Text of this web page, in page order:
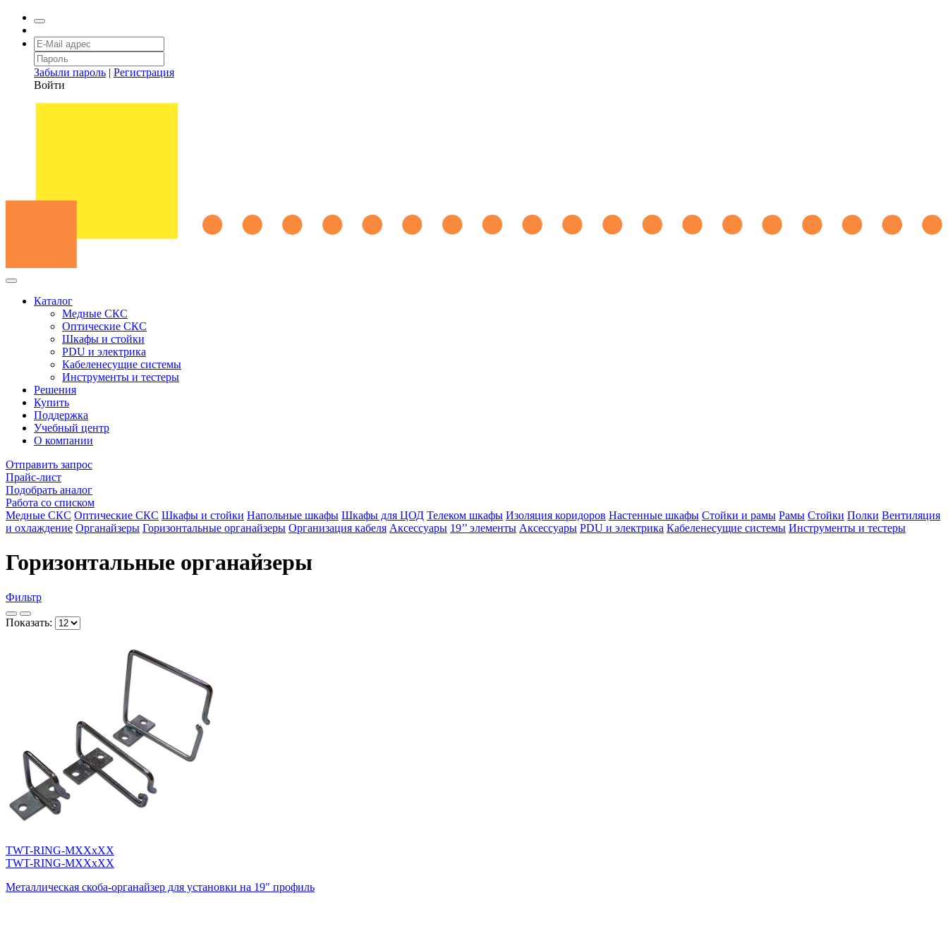
Забыли пароль | Регистрация
Войти
Каталог
Медные СКС
Оптические СКС
Шкафы и стойки
PDU и электрика
Кабеленесущие системы
Инструменты и тестеры
Решения
Купить
Поддержка
Учебный центр
О компании
Отправить запрос
Прайс-лист
Подобрать аналог
Работа со списком
Медные СКС Оптические СКС Шкафы и стойки Напольные шкафы Шкафы для ЦОД Телеком шкафы Изоляция коридоров Настенные шкафы Стойки и рамы Рамы Стойки Полки Вентиляция
и охлаждение Органайзеры Горизонтальные органайзеры Организация кабеля Аксессуары 19’’ элементы Аксессуары PDU и электрика Кабеленесущие системы Инструменты и тестеры
Горизонтальные органайзеры
Фильтр
Показать:
TWT-RING-MXXxXX
TWT-RING-MXXxXX
Металлическая скоба-органайзер для установки на 19" профиль